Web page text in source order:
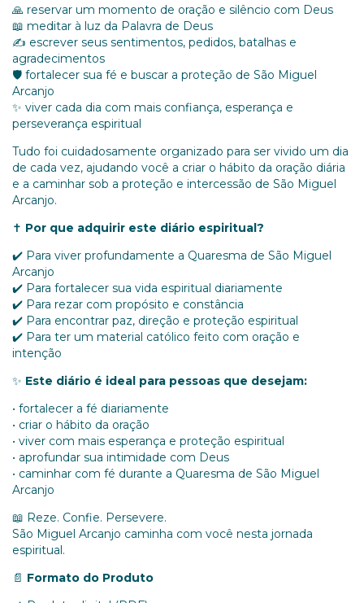
🙏 reservar um momento de oração e silêncio com Deus
📖 meditar à luz da Palavra de Deus
✍️ escrever seus sentimentos, pedidos, batalhas e
agradecimentos
🛡️ fortalecer sua fé e buscar a proteção de São Miguel
Arcanjo
✨ viver cada dia com mais confiança, esperança e
perseverança espiritual
Tudo foi cuidadosamente organizado para ser vivido um dia
de cada vez, ajudando você a criar o hábito da oração diária
e a caminhar sob a proteção e intercessão de São Miguel
Arcanjo.
✝️ Por que adquirir este diário espiritual?
✔️ Para viver profundamente a Quaresma de São Miguel
Arcanjo
✔️ Para fortalecer sua vida espiritual diariamente
✔️ Para rezar com propósito e constância
✔️ Para encontrar paz, direção e proteção espiritual
✔️ Para ter um material católico feito com oração e
intenção
✨ Este diário é ideal para pessoas que desejam:
• fortalecer a fé diariamente
• criar o hábito da oração
• viver com mais esperança e proteção espiritual
• aprofundar sua intimidade com Deus
• caminhar com fé durante a Quaresma de São Miguel
Arcanjo
📖 Reze. Confie. Persevere.
São Miguel Arcanjo caminha com você nesta jornada
espiritual.
📄 Formato do Produto